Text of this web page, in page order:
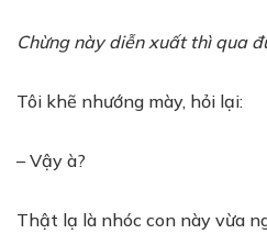
Chừng này diễn xuất thì qua
Tôi khẽ nhướng mày, hỏi lại:
– Vậy à?
Thật lạ là nhóc con này vừa